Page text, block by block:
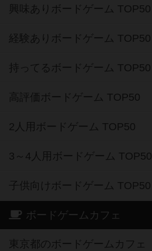
興味ありボードゲーム TOP50
経験ありボードゲーム TOP50
持ってるボードゲーム TOP50
高評価ボードゲーム TOP50
2人用ボードゲーム TOP50
3～4人用ボードゲーム TOP50
子供向けボードゲーム TOP50
ボードゲームカフェ
東京都のボードゲームカフェ